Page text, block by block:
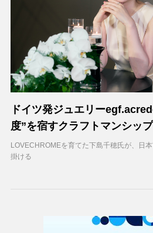
ドイツ発ジュエリー
度”を宿すクラフトマンシップ
LOVECHROMEを育てた下島千穂氏が、日
掛ける